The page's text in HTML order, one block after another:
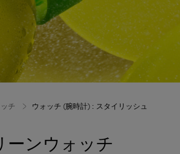
チ ウォッチ (腕時計) : スタイリッシュ
ーンウォッチ